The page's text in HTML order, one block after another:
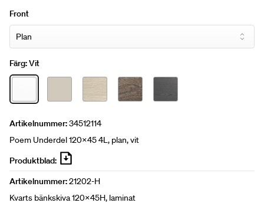
Front
Färg:Vit
Artikelnummer:34512114
Poem Underdel 120x45 4L, plan, vit
Produktblad:
Artikelnummer:21202-H
Kvarts bänkskiva 120x45H, laminat